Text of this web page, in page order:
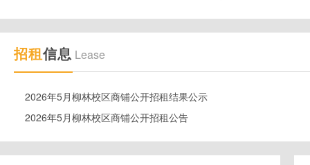
招租信息 Lease
2026年5月柳林校区商铺公开招租结果公示
2026年5月柳林校区商铺公开招租公告